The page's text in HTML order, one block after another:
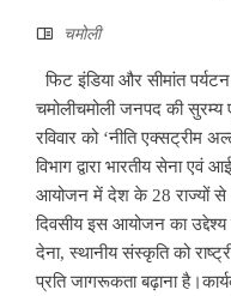
चमोली
फिट इंडिया और सीमांत
चमोलीचमोली जनपद की सुरम्य
रविवार को ‘नीति एक्सट्रीम
विभाग द्वारा भारतीय सेना
आयोजन में देश के 28 राज्यों से
दिवसीय इस आयोजन का उद्देश्य
देना, स्थानीय संस्कृति को
प्रति जागरूकता बढ़ाना